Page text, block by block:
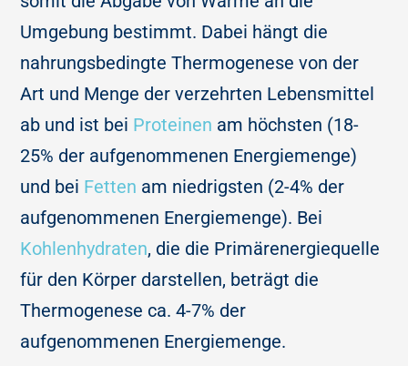
Umgebung bestimmt. Dabei hängt die
nahrungsbedingte Thermogenese von der
Art und Menge der verzehrten Lebensmittel
ab und ist bei Proteinen am höchsten (18-
25% der aufgenommenen Energiemenge)
und bei Fetten am niedrigsten (2-4% der
aufgenommenen Energiemenge). Bei
Kohlenhydraten, die die Primärenergiequelle
für den Körper darstellen, beträgt die
Thermogenese ca. 4-7% der
aufgenommenen Energiemenge.